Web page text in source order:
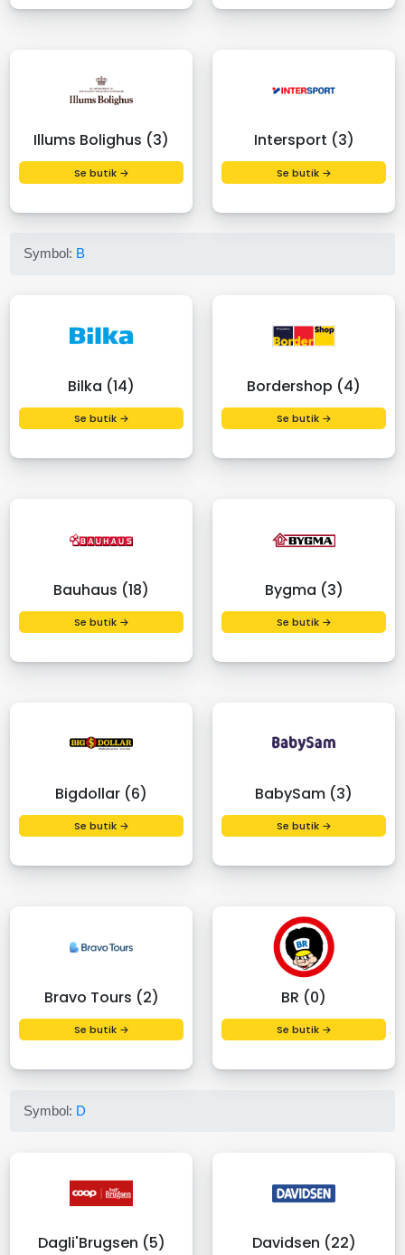
Illums Bolighus (3)
Se butik →
Intersport (3)
Se butik →
Symbol: B
Bilka (14)
Se butik →
Bordershop (4)
Se butik →
Bauhaus (18)
Se butik →
Bygma (3)
Se butik →
Bigdollar (6)
Se butik →
BabySam (3)
Se butik →
Bravo Tours (2)
Se butik →
BR (0)
Se butik →
Symbol: D
Dagli'Brugsen (5) Davidsen (22)